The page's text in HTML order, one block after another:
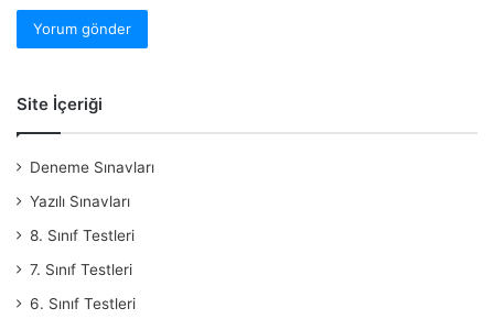
Site İçeriği
Deneme Sınavları
Yazılı Sınavları
8. Sınıf Testleri
7. Sınıf Testleri
6. Sınıf Testleri